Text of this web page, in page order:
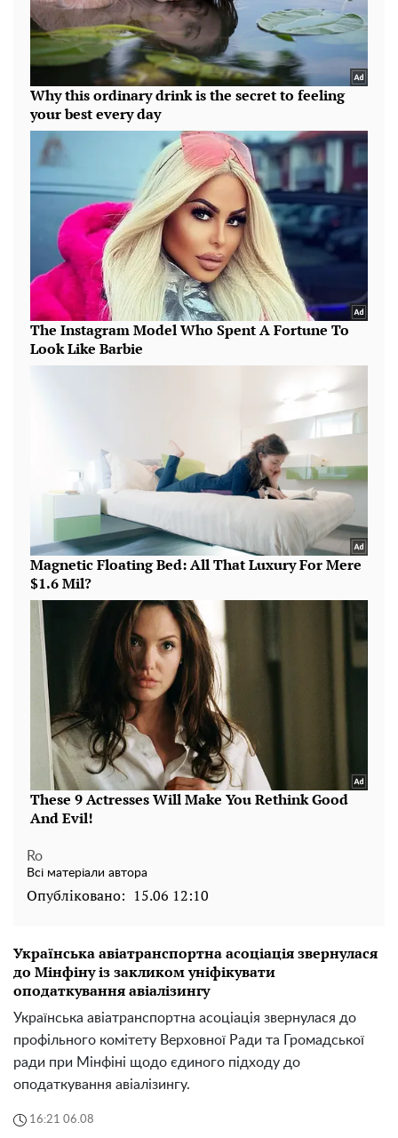
Ro
Всі матеріали автора
Опубліковано: 15.06 12:10
Українська авіатранспортна асоціація звернулася
до Мінфіну із закликом уніфікувати
оподаткування авіалізингу
Українська авіатранспортна асоціація звернулася до
профільного комітету Верховної Ради та Громадської
ради при Мінфіні щодо єдиного підходу до
оподаткування авіалізингу.
16:21 06.08